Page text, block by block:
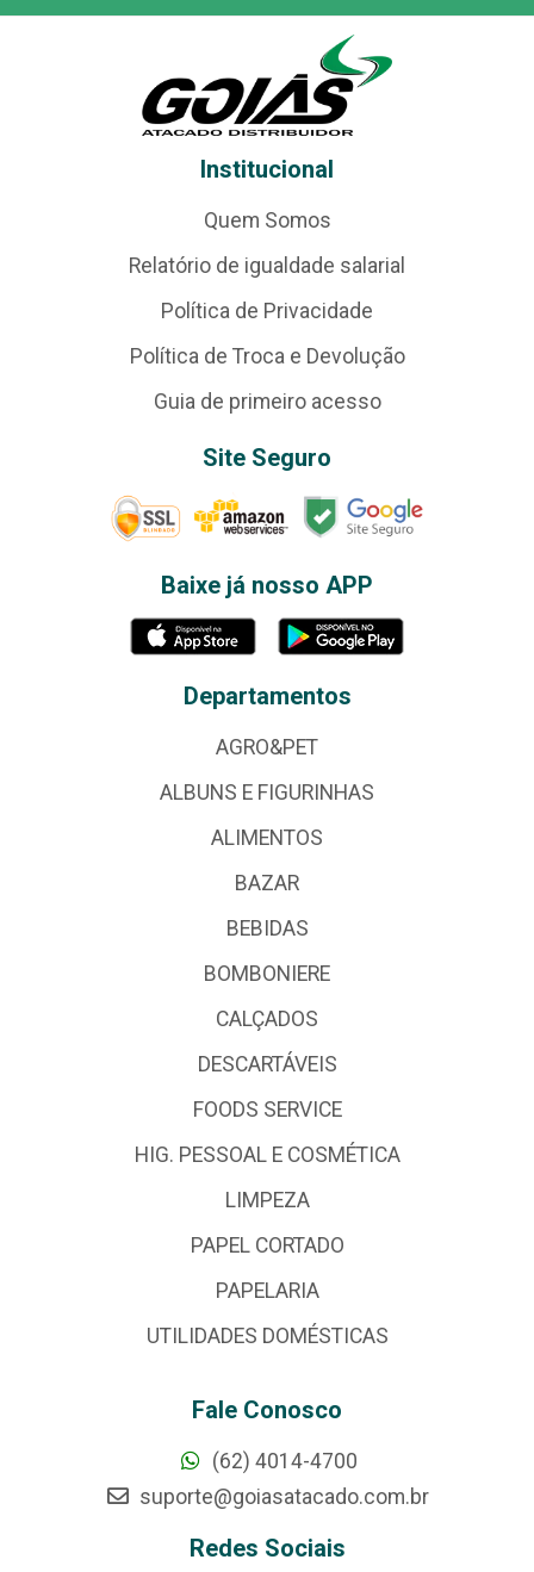
Institucional
Quem Somos
Relatório de igualdade salarial
Política de Privacidade
Política de Troca e Devolução
Guia de primeiro acesso
Site Seguro
Baixe já nosso APP
Departamentos
AGRO&PET
ALBUNS E FIGURINHAS
ALIMENTOS
BAZAR
BEBIDAS
BOMBONIERE
CALÇADOS
DESCARTÁVEIS
FOODS SERVICE
HIG. PESSOAL E COSMÉTICA
LIMPEZA
PAPEL CORTADO
PAPELARIA
UTILIDADES DOMÉSTICAS
Fale Conosco
(62) 4014-4700
suporte@goiasatacado.com.br
Redes Sociais